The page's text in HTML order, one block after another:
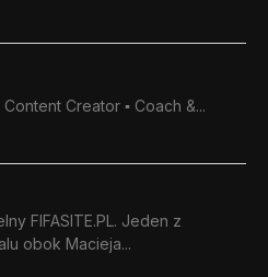
Content Creator ▪️ Coach &...
FIFASITE.PL. Jeden z
obok Macieja...